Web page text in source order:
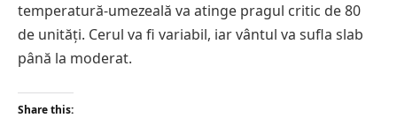
temperatură-umezeală va atinge pragul critic de 80
de unități. Cerul va fi variabil, iar vântul va sufla slab
până la moderat.
Share this: